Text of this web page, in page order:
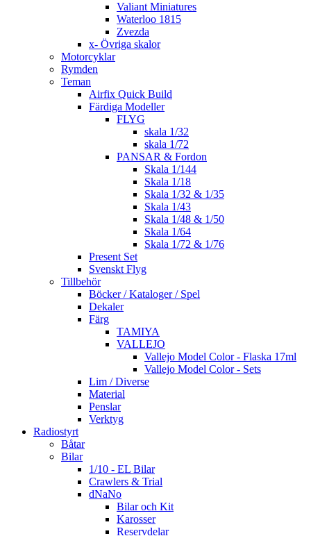
Valiant Miniatures
Waterloo 1815
Zvezda
x- Övriga skalor
Motorcyklar
Rymden
Teman
Airfix Quick Build
Färdiga Modeller
FLYG
skala 1/32
skala 1/72
PANSAR & Fordon
Skala 1/144
Skala 1/18
Skala 1/32 & 1/35
Skala 1/43
Skala 1/48 & 1/50
Skala 1/64
Skala 1/72 & 1/76
Present Set
Svenskt Flyg
Tillbehör
Böcker / Kataloger / Spel
Dekaler
Färg
TAMIYA
VALLEJO
Vallejo Model Color - Flaska 17ml
Vallejo Model Color - Sets
Lim / Diverse
Material
Penslar
Verktyg
Radiostyrt
Båtar
Bilar
1/10 - EL Bilar
Crawlers & Trial
dNaNo
Bilar och Kit
Karosser
Reservdelar